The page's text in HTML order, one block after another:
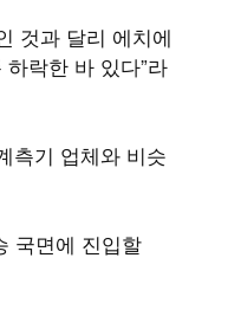
것과 달리 에치에
락한 바 있다”라
측기 업체와 비슷
국면에 진입할